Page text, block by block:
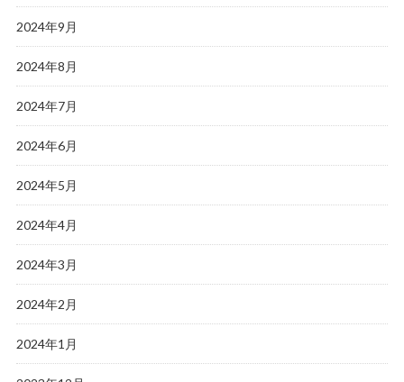
2024年9月
2024年8月
2024年7月
2024年6月
2024年5月
2024年4月
2024年3月
2024年2月
2024年1月